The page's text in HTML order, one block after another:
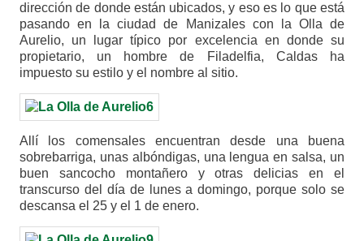
dirección de donde están ubicados, y eso es lo que está
pasando en la ciudad de Manizales con la Olla de
Aurelio, un lugar típico por excelencia en donde su
propietario, un hombre de Filadelfia, Caldas ha
impuesto su estilo y el nombre al sitio.
Allí los comensales encuentran desde una buena
sobrebarriga, unas albóndigas, una lengua en salsa, un
buen sancocho montañero y otras delicias en el
transcurso del día de lunes a domingo, porque solo se
descansa el 25 y el 1 de enero.